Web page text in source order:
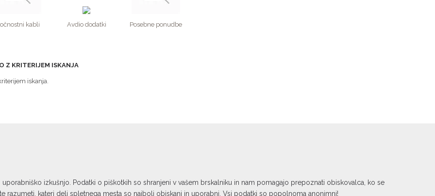
kabli Avdio dodatki Posebne ponudbe
Z KRITERIJEM ISKANJA
iskanja.
izkušnjo. Podatki o piškotkih so shranjeni v vašem brskalniku in nam pomagajo prepoznati obiskovalca, ko se
razumeti, kateri deli spletnega mesta so najbolj obiskani in uporabni. Vsi podatki so popolnoma anonimni!